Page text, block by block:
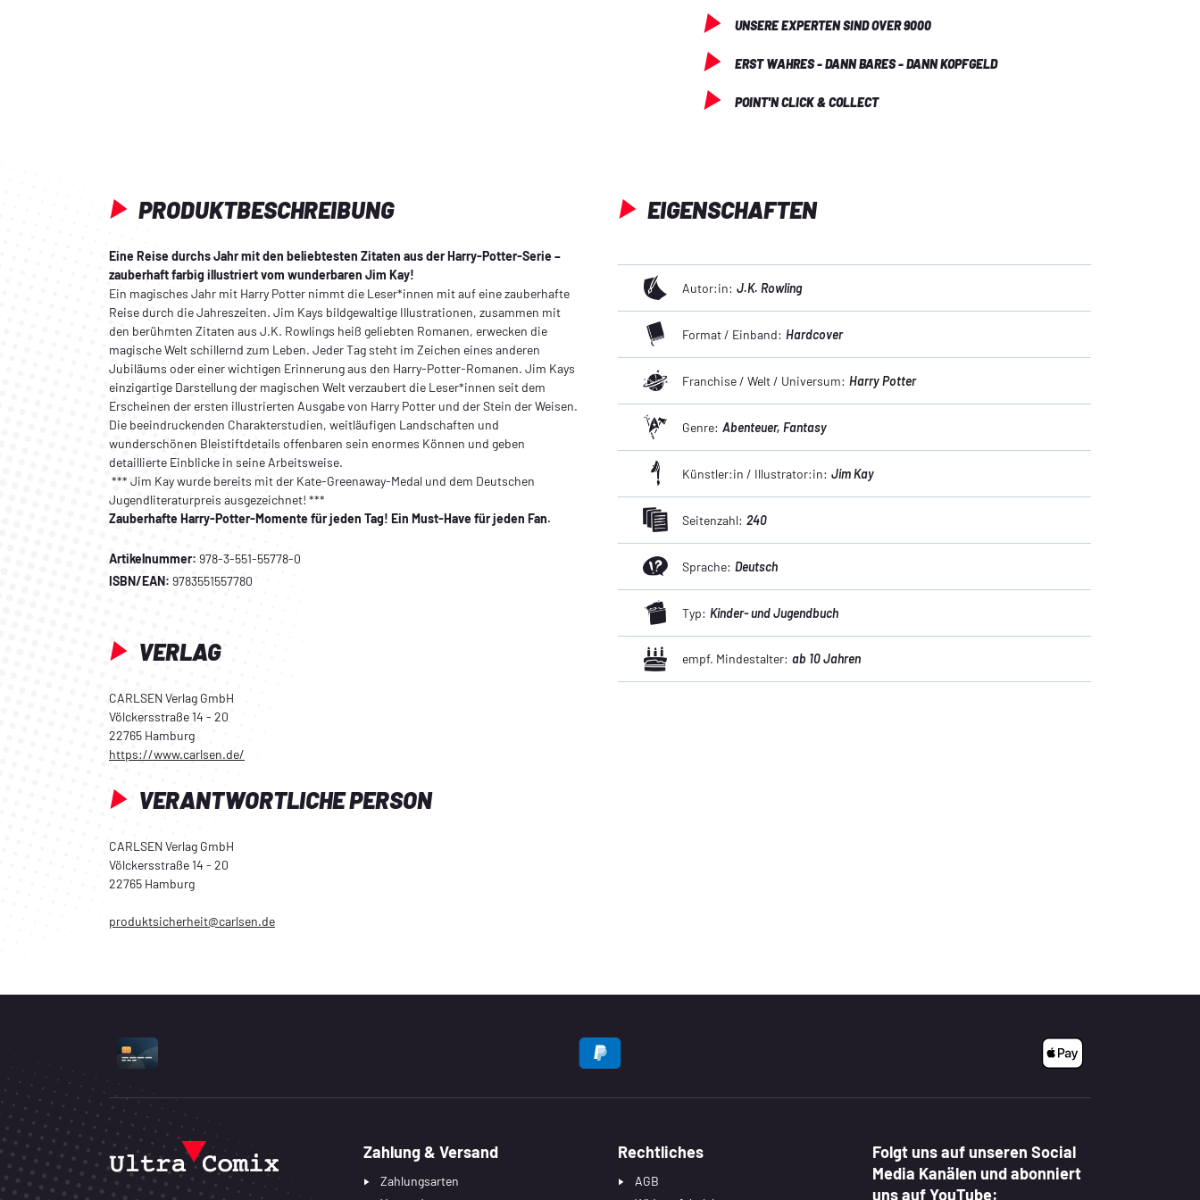
UNSERE EXPERTEN SIND OVER 9000
ERST WAHRES - DANN BARES - DANN KOPFGELD
POINT'N CLICK & COLLECT
PRODUKTBESCHREIBUNG
Eine Reise durchs Jahr mit den beliebtesten Zitaten aus der Harry-Potter-Serie –
zauberhaft farbig illustriert vom wunderbaren Jim Kay!
Ein magisches Jahr mit Harry Potter nimmt die Leser*innen mit auf eine zauberhafte
Reise durch die Jahreszeiten. Jim Kays bildgewaltige Illustrationen, zusammen mit
den berühmten Zitaten aus J.K. Rowlings heiß geliebten Romanen, erwecken die
magische Welt schillernd zum Leben. Jeder Tag steht im Zeichen eines anderen
Jubiläums oder einer wichtigen Erinnerung aus den Harry-Potter-Romanen. Jim Kays
einzigartige Darstellung der magischen Welt verzaubert die Leser*innen seit dem
Erscheinen der ersten illustrierten Ausgabe von Harry Potter und der Stein der Weisen.
Die beeindruckenden Charakterstudien, weitläufigen Landschaften und
wunderschönen Bleistiftdetails offenbaren sein enormes Können und geben
detaillierte Einblicke in seine Arbeitsweise.
*** Jim Kay wurde bereits mit der Kate-Greenaway-Medal und dem Deutschen
Jugendliteraturpreis ausgezeichnet! ***
Zauberhafte Harry-Potter-Momente für jeden Tag! Ein Must-Have für jeden Fan.
Artikelnummer: 978-3-551-55778-0
ISBN/EAN: 9783551557780
VERLAG
CARLSEN Verlag GmbH
Völckersstraße 14 - 20
22765 Hamburg
https://www.carlsen.de/
VERANTWORTLICHE PERSON
CARLSEN Verlag GmbH
Völckersstraße 14 - 20
22765 Hamburg
produktsicherheit@carlsen.de
EIGENSCHAFTEN
Autor:in: J.K. Rowling
Format / Einband: Hardcover
Franchise / Welt / Universum: Harry Potter
Genre: Abenteuer, Fantasy
Künstler:in / Illustrator:in: Jim Kay
Seitenzahl: 240
Sprache: Deutsch
Typ: Kinder- und Jugendbuch
empf. Mindestalter: ab 10 Jahren
UNTERSTÜTZTE ZAHLUNGSARTEN
Zahlung & Versand
Zahlungsarten
Rechtliches
AGB
Folgt uns auf unseren Social
Media Kanälen und abonniert
uns auf YouTube: